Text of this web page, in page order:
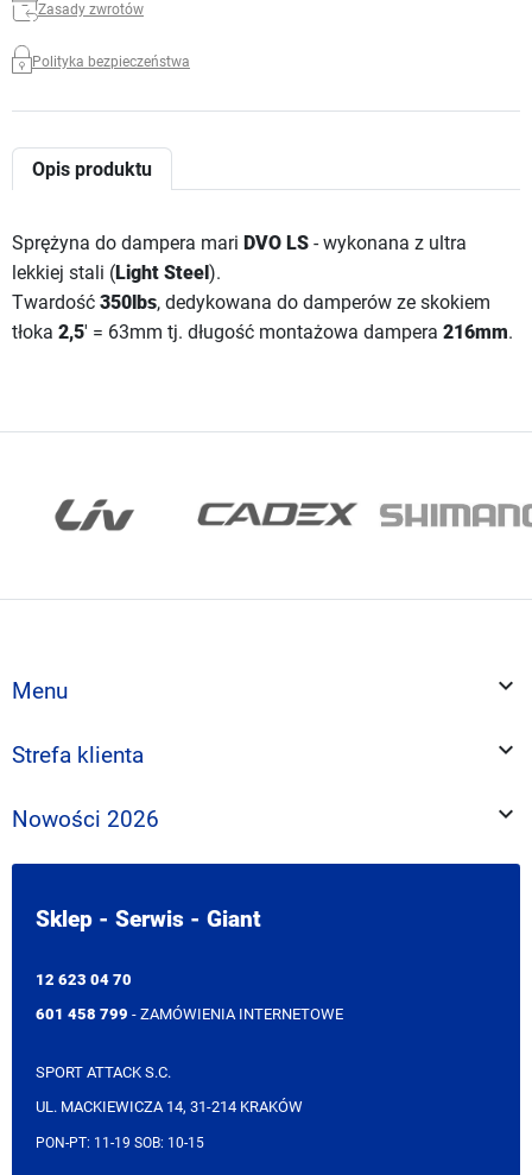
Zasady zwrotów
Polityka bezpieczeństwa
Opis produktu
Sprężyna do dampera mari DVO LS - wykonana z ultra
lekkiej stali (Light Steel ).
Twardość 350lbs, dedykowana do damperów ze skokiem
tłoka 2,5' = 63mm tj. długość montażowa dampera 216mm.
Menu 
Strefa klienta 
Nowości 2026 
Sklep - Serwis - Giant
12 623 04 70
601 458 799 - ZAMÓWIENIA INTERNETOWE
SPORT ATTACK S.C.
UL. MACKIEWICZA 14, 31-214 KRAKÓW
PON-PT: 11-19 SOB: 10-15